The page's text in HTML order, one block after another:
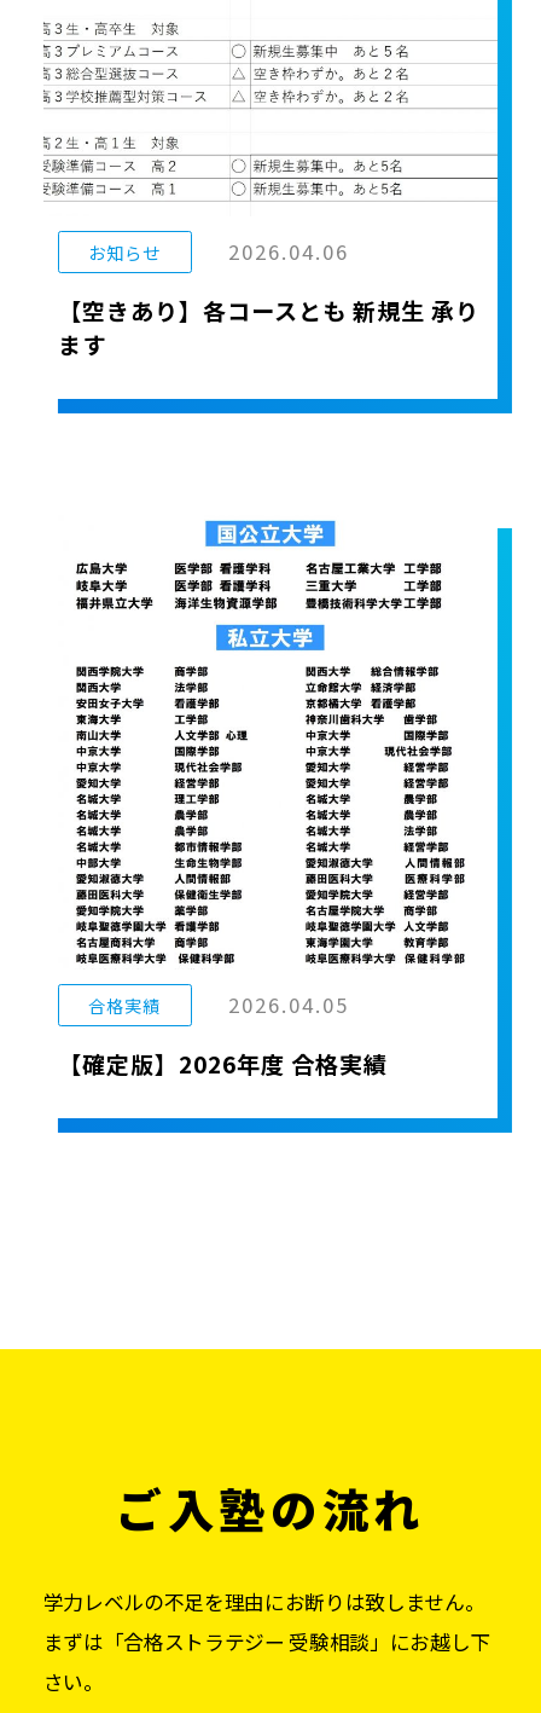
お知らせ 2026.04.06
【空きあり】各コースとも 新規生 承り
ます
合格実績 2026.04.05
【確定版】2026年度 合格実績
ご入塾の流れ
学力レベルの不足を理由にお断りは致しません。
まずは「合格ストラテジー 受験相談」にお越し下
さい。